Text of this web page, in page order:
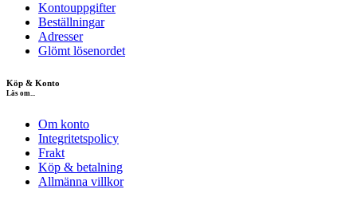
Kontouppgifter
Beställningar
Adresser
Glömt lösenordet
Köp & Konto
Läs om...
Om konto
Integritetspolicy
Frakt
Köp & betalning
Allmänna villkor